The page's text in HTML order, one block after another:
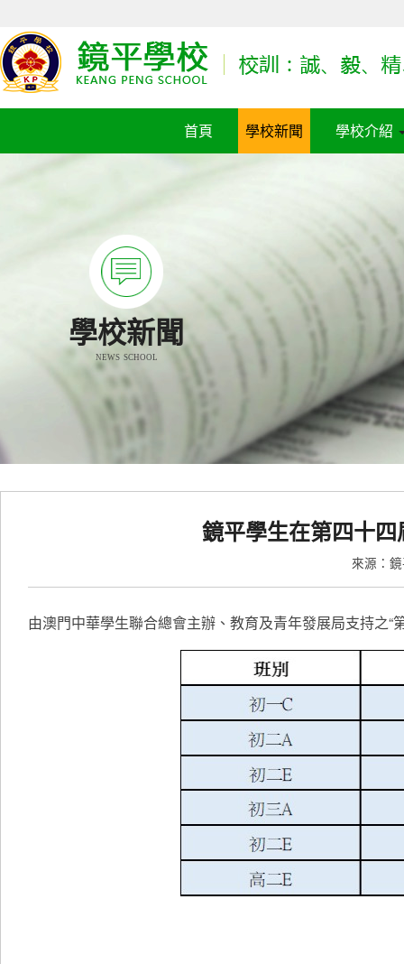
首頁 學校新聞 學校介紹
學校新聞
NEWS SCHOOL
鏡平學生在第四十
來源：
由澳門中華學生聯合總會主辦、教育及青年發展局支持之